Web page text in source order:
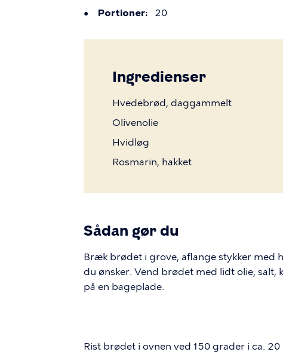
Portioner
20
Ingredienser
Hvedebrød, daggammelt
Olivenolie
Hvidløg
Rosmarin, hakket
Sådan gør du
Bræk brødet i grove, aflange stykker med
du ønsker. Vend brødet med lidt olie,
på en bageplade.
Rist brødet i ovnen ved 150 grader i ca.